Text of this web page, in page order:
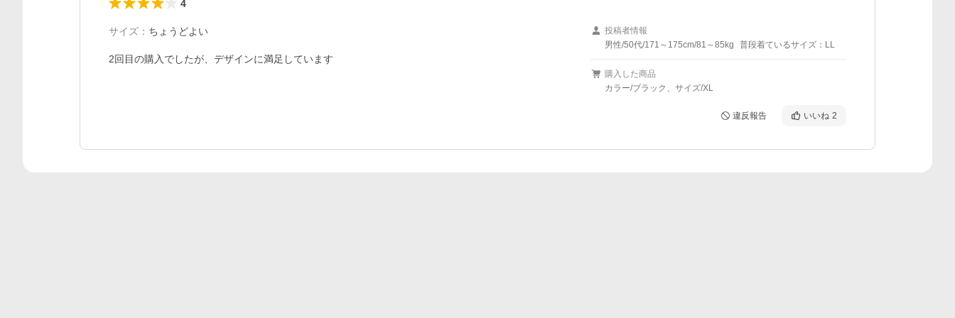
4
サイズ ： ちょうどよい
2回目の購入でしたが、デザインに満足しています
投稿者情報
男性/50代/171～175cm/81～85kg
普段着ているサイズ：LL
購入した商品
カラー/ブラック、サイズ/XL
違反報告 いいね 2